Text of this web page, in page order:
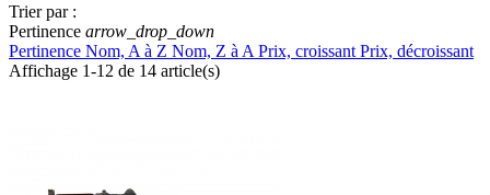
Trier par :
Pertinence arrow_drop_down
Pertinence Nom, A à Z Nom, Z à A Prix, croissant Prix, décroissant
Affichage 1-12 de 14 article(s)